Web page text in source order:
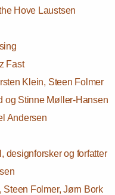
Hove Laustsen
Fast
Klein, Steen Folmer
og Stinne Møller-Hansen
Andersen
designforsker og forfatter
Steen Folmer, Jørn Bork